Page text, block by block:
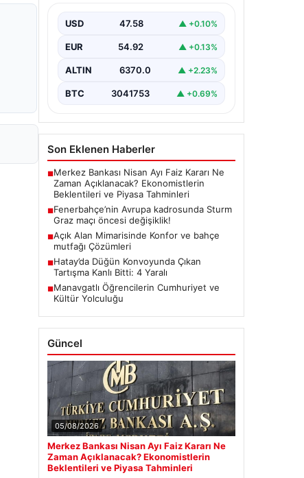
USD 47.58 ▲ +0.10%
EUR 54.92 ▲ +0.13%
ALTIN 6370.0 ▲ +2.23%
BTC 3041753 ▲ +0.69%
Son Eklenen Haberler
■Merkez Bankası Nisan Ayı Faiz Kararı Ne
Zaman Açıklanacak? Ekonomistlerin
Beklentileri ve Piyasa Tahminleri
■Fenerbahçe’nin Avrupa kadrosunda Sturm
Graz maçı öncesi değişiklik!
■Açık Alan Mimarisinde Konfor ve bahçe
mutfağı Çözümleri
■Hatay’da Düğün Konvoyunda Çıkan
Tartışma Kanlı Bitti: 4 Yaralı
■Manavgatlı Öğrencilerin Cumhuriyet ve
Kültür Yolculuğu
Güncel
05/08/2026
Merkez Bankası Nisan Ayı Faiz Kararı Ne
Zaman Açıklanacak? Ekonomistlerin
Beklentileri ve Piyasa Tahminleri